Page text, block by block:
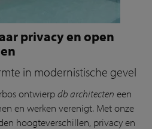
privacy en open
in modernistische gevel
ontwierpdb architecten een
en werken verenigt. Met onze
hoogteverschillen, privacy en